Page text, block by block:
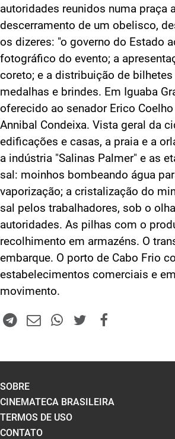
autoridades reunidos numa praça
descerramento de um obelisco,
os dizeres: "o governo do Estado
fotográfico do evento; a
coreto; e a distribuição de
medalhas e brindes. Em Iguaba
oferecido ao senador Erico
Annibal Condeixa. Vista geral da
edificações e casas, a praia e a
a indústria "Salinas Palmer" e as
sal: moinhos bombeando água
vaporização; a cristalização do
sal pelos trabalhadores, sob o
autoridades. As pilhas com o
recolhimento em armazéns. O
embarque. O porto de Cabo Frio
estabelecimentos comerciais e
movimento.
SOBRE
CINEMATECA BRASILEIRA
TERMOS DE USO
CONTATO